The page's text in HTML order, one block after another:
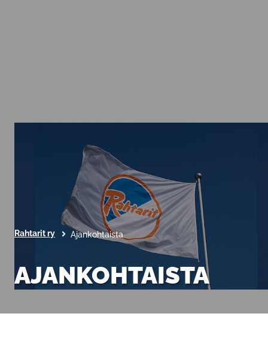
Rahtarit ry Ajankohtaista
AJANKOHTAISTA